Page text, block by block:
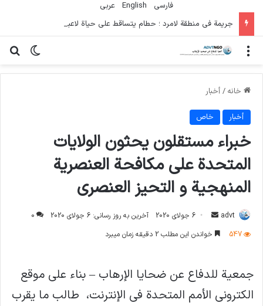
فارسی English
عربي
تغییر منو
خانه / أخبار
أخبار خاص
خبراء مستقلون يحثون الولايات
المتحدة على مكافحة العنصرية
المنهجية و التحيز العنصري
advt
ارسال
ایمیل
6 جولای 2020 آخرین به روز رسانی: 6 جولای 2020
0
547
خواندن این مطلب 2 دقیقه زمان میبرد
جمعية للدفاع عن ضحايا الإرهاب – بناء علي موقع
الكتروني الأمم المتحدة في الإنترنت، طالب ما يقرب